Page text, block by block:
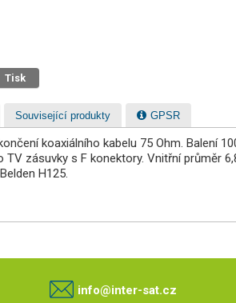
Tisk
Související produkty GPSR
koaxiálního kabelu 75 Ohm. Balení
TV zásuvky s F konektory. Vnitřní průměr
H125.
info@inter-sat.cz